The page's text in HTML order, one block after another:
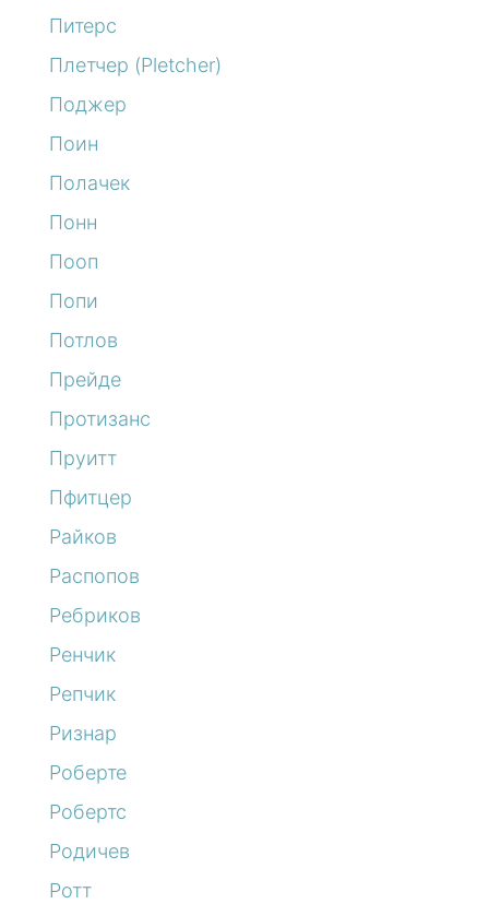
Питерс
Плетчер (Pletcher)
Поджер
Поин
Полачек
Понн
Пооп
Попи
Потлов
Прейде
Протизанс
Пруитт
Пфитцер
Райков
Распопов
Ребриков
Ренчик
Репчик
Ризнар
Роберте
Робертс
Родичев
Ротт